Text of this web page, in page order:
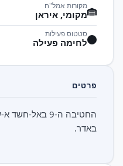
מקורות אמל"ח
מקומי, איראן
סטטוס פעילות
לחימה פעילה
פרטים
באדר.